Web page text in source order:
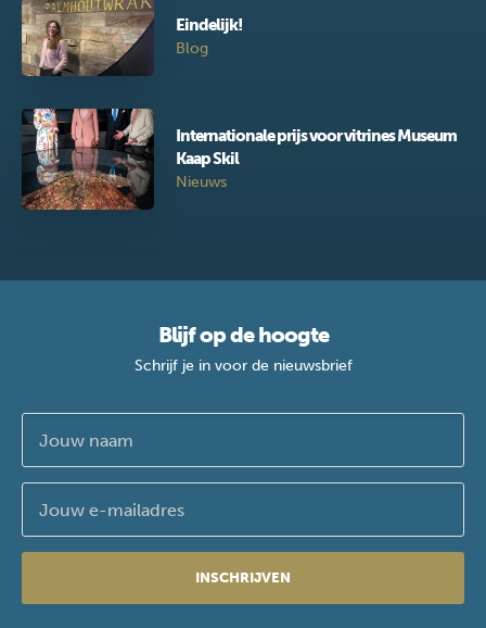
Eindelijk!
Blog
Internationale prijs voor vitrines Museum
Kaap Skil
Nieuws
Blijf op de hoogte
Schrijf je in voor de nieuwsbrief
INSCHRIJVEN